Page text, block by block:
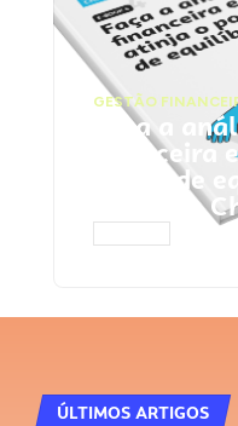
GESTÃO
Faça a
financeira
ponto de
Prompts
ÚLTIMOS ARTIGOS